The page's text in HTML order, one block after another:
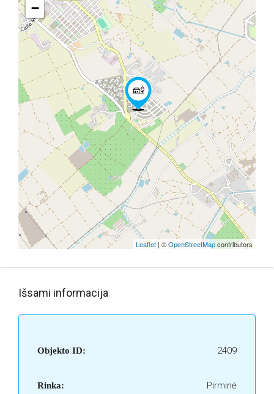
−
Leaflet | ©OpenStreetMapcontributors
Išsami informacija
Objekto ID: 2409
Rinka: Pirminė